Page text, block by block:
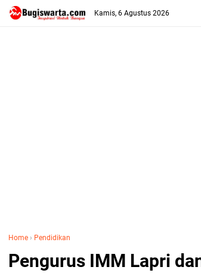
Kamis, 6 Agustus 2026
Home › Pendidikan
Pengurus IMM Lapri